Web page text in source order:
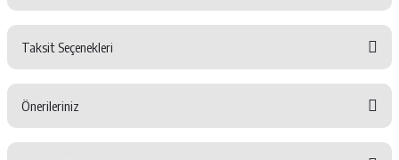
Yorum Yaz
Soru Sor
Taksit Seçenekleri
Önerileriniz